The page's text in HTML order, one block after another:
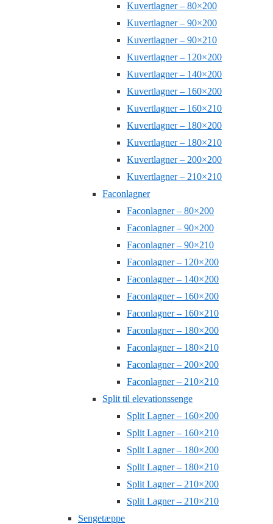
Kuvertlagner – 80×200
Kuvertlagner – 90×200
Kuvertlagner – 90×210
Kuvertlagner – 120×200
Kuvertlagner – 140×200
Kuvertlagner – 160×200
Kuvertlagner – 160×210
Kuvertlagner – 180×200
Kuvertlagner – 180×210
Kuvertlagner – 200×200
Kuvertlagner – 210×210
Faconlagner
Faconlagner – 80×200
Faconlagner – 90×200
Faconlagner – 90×210
Faconlagner – 120×200
Faconlagner – 140×200
Faconlagner – 160×200
Faconlagner – 160×210
Faconlagner – 180×200
Faconlagner – 180×210
Faconlagner – 200×200
Faconlagner – 210×210
Split til elevationssenge
Split Lagner – 160×200
Split Lagner – 160×210
Split Lagner – 180×200
Split Lagner – 180×210
Split Lagner – 210×200
Split Lagner – 210×210
Sengetæppe